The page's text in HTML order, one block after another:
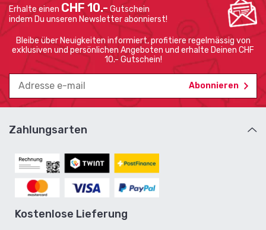
Erhalte einen CHF 10.-Gutschein
indem Du unseren Newsletter abonnierst!
Bleibe über Neuigkeiten informiert, profitiere regelmässig von
exklusiven und persönlichen Angeboten und erhalte Deinen CHF
10.- Gutschein!
Zahlungsarten
Kostenlose Lieferung